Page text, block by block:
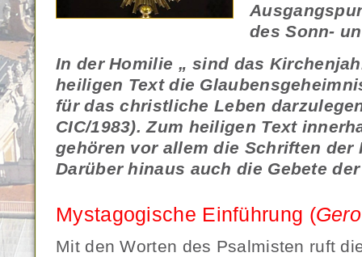
des Sonn-
In der Homilie „ sind das
heiligen Text die
für das christliche Leben
CIC/1983). Zum heiligen Text
gehören vor allem die Schriften der
Darüber hinaus auch die Gebete
Mystagogische Einführung (
Mit den Worten des Psalmisten ruft